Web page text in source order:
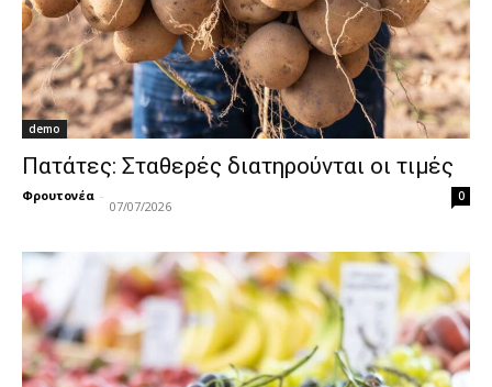
demo
Πατάτες: Σταθερές διατηρούνται οι τιμές
Φρουτονέα -
07/07/2026
0